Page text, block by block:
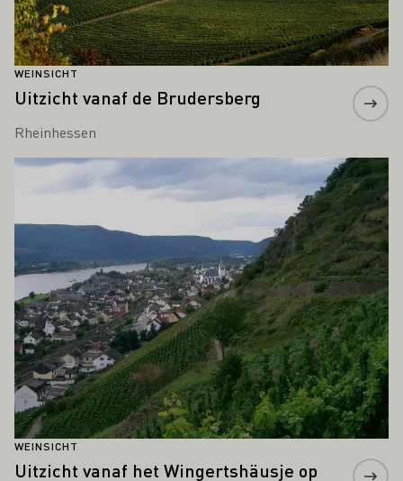
WEINSICHT
Uitzicht vanaf de Brudersberg
Rheinhessen
WEINSICHT
Uitzicht vanaf het Wingertshäusje op
Meer informatie